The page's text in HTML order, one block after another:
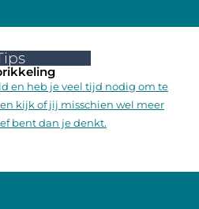
en heb je veel tijd nodig om te
kijk of jij misschien wel meer
bent dan je denkt.